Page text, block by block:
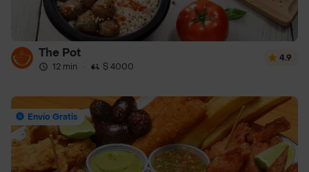
The Pot
12 min · $ 4000
4.9
Envío Gratis